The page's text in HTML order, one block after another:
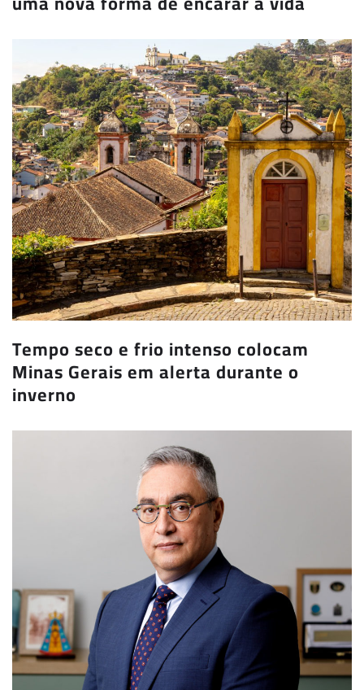
Tempo seco e frio intenso colocam
Minas Gerais em alerta durante o
inverno